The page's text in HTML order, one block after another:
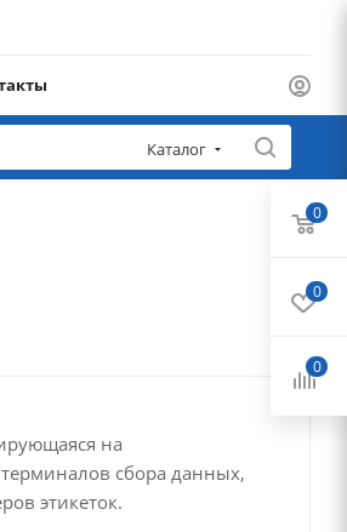
Каталог
на
сбора данных,
этикеток.
0
0
0